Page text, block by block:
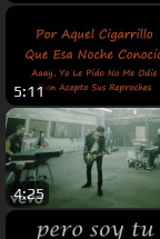
5:11
4:25